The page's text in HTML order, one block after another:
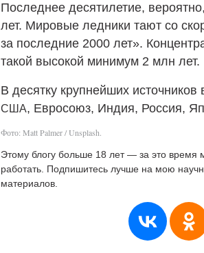
Последнее десятилетие,
лет. Мировые ледники тают со
за последние 2000 лет».
такой высокой минимум 2 млн лет.
В десятку крупнейших
США, Евросоюз, Индия, Россия,
Фото: Matt Palmer / Unsplash.
Этому блогу больше 18 лет — за это время
работать. Подпишитесь лучше на мою
материалов.